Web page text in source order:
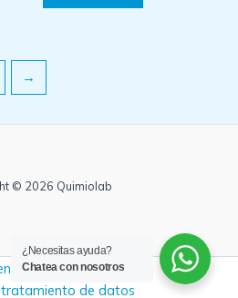
→
© 2026 Quimiolab
y no retaliación
de datos
¿Necesitas ayuda?
Chatea con nosotros